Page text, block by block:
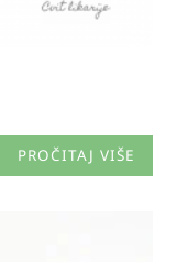
PROČITAJ VIŠE